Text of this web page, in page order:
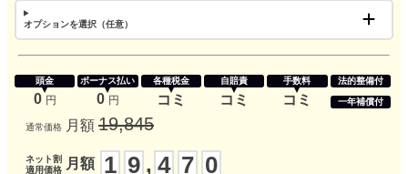
オプションを選択（任意）
頭金
0 円
ボーナス払い
0 円
各種税金
コミ
自賠責
コミ
手数料
コミ
法的整備付
一年補償付
通常価格 月額 19,845
ネット割
適用価格
月額 1 9 , 4 7 0